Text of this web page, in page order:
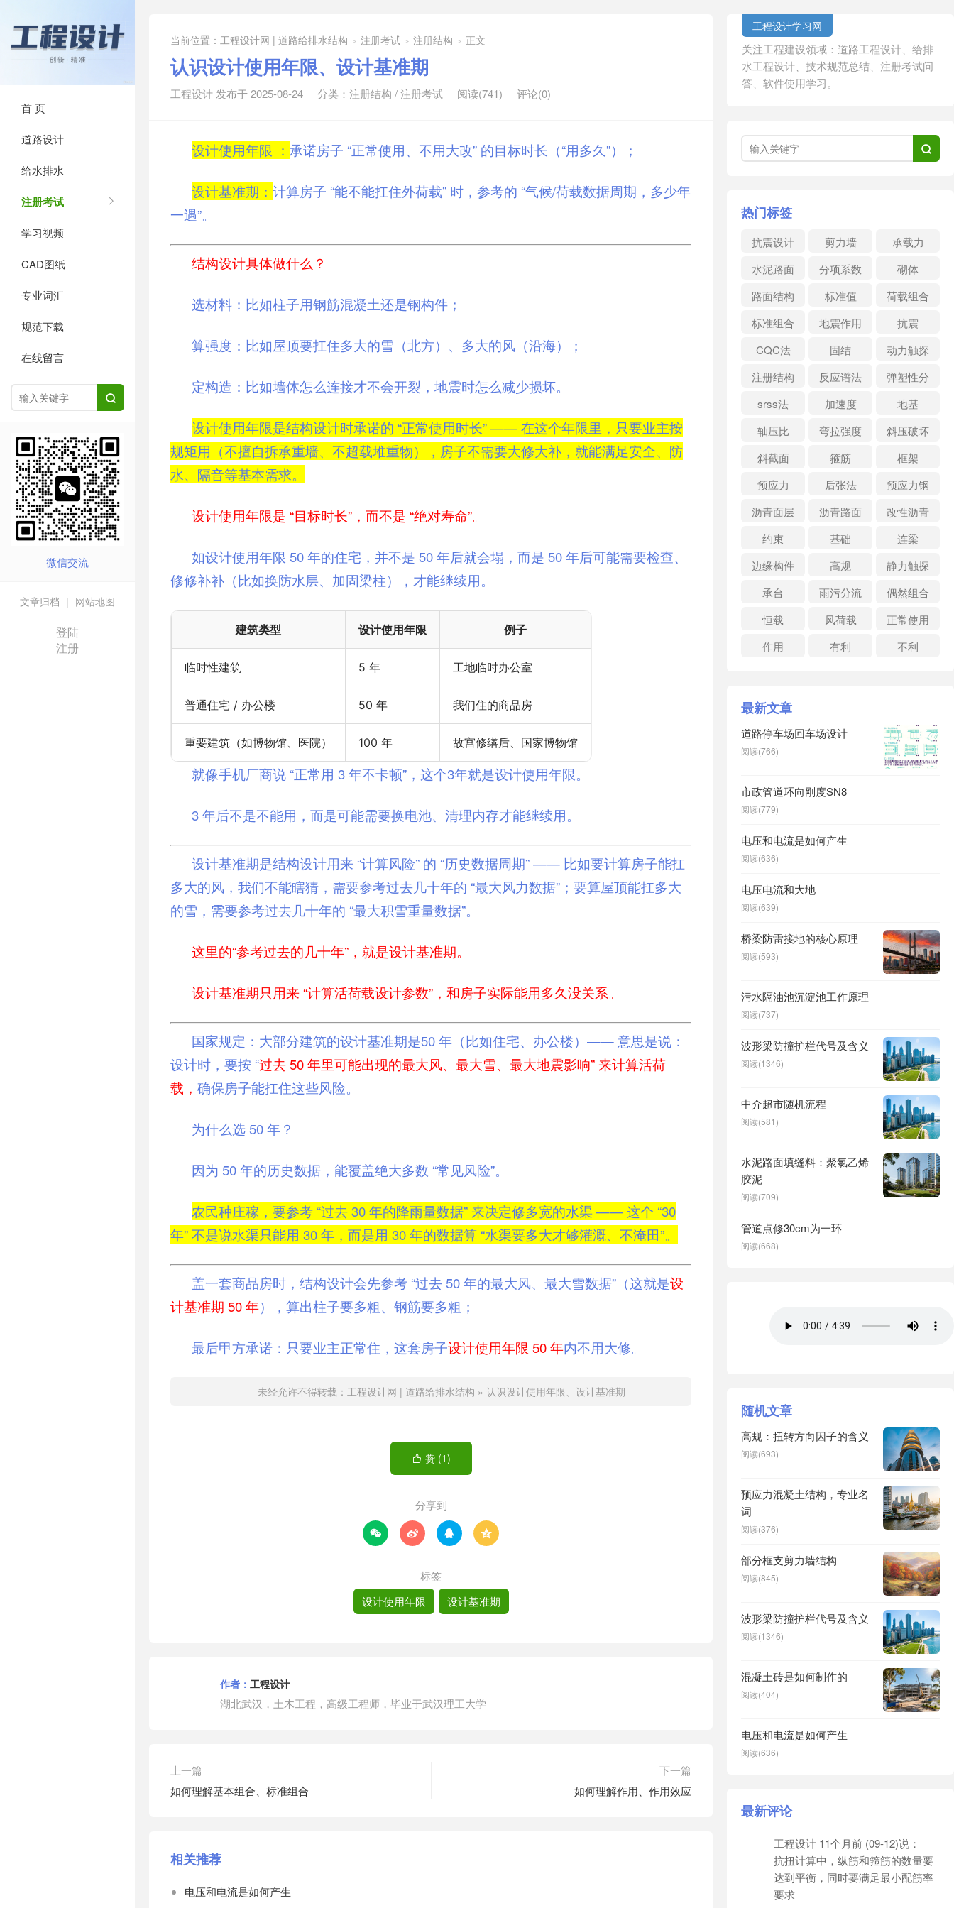
首 页
道路设计
给水排水
注册考试
学习视频
CAD图纸
专业词汇
规范下载
在线留言

微信交流
文章归档 | 网站地图
登陆
注册
当前位置： 工程设计网 | 道路给排水结构 > 注册考试 > 注册结构 > 正文
认识设计使用年限、设计基准期
工程设计 发布于 2025-08-24 分类： 注册结构 /注册考试 阅读(741) 评论(0)
设计使用年限 ： 承诺房子 “正常使用、不用大改” 的目标时长（“用多久”）；
设计基准期： 计算房子 “能不能扛住外荷载” 时，参考的 “气候/荷载数据周期，多少年
一遇”。
结构设计具体做什么？
选材料：比如柱子用钢筋混凝土还是钢构件；
算强度：比如屋顶要扛住多大的雪（北方）、多大的风（沿海）；
定构造：比如墙体怎么连接才不会开裂，地震时怎么减少损坏。
设计使用年限是结构设计时承诺的 “正常使用时长” —— 在这个年限里，只要业主按
规矩用（不擅自拆承重墙、不超载堆重物），房子不需要大修大补，就能满足安全、防
水、隔音等基本需求。
设计使用年限是 “目标时长”，而不是 “绝对寿命”。
如设计使用年限 50 年的住宅，并不是 50 年后就会塌，而是 50 年后可能需要检查、
修修补补（比如换防水层、加固梁柱），才能继续用。
建筑类型 设计使用年限 例子
临时性建筑 5 年 工地临时办公室
普通住宅 / 办公楼 50 年 我们住的商品房
重要建筑（如博物馆、医院） 100 年 故宫修缮后、国家博物馆
就像手机厂商说 “正常用 3 年不卡顿”，这个3年就是设计使用年限。
3 年后不是不能用，而是可能需要换电池、清理内存才能继续用。
设计基准期是结构设计用来 “计算风险” 的 “历史数据周期” —— 比如要计算房子能扛
多大的风，我们不能瞎猜，需要参考过去几十年的 “最大风力数据”；要算屋顶能扛多大
的雪，需要参考过去几十年的 “最大积雪重量数据”。
这里的“参考过去的几十年”，就是设计基准期。
设计基准期只用来 “计算活荷载设计参数”，和房子实际能用多久没关系。
国家规定：大部分建筑的设计基准期是50 年（比如住宅、办公楼）—— 意思是说：
设计时，要按 “过去 50 年里可能出现的最大风、最大雪、最大地震影响” 来计算活荷
载， 确保房子能扛住这些风险。
为什么选 50 年？
因为 50 年的历史数据，能覆盖绝大多数 “常见风险”。
农民种庄稼，要参考 “过去 30 年的降雨量数据” 来决定修多宽的水渠 —— 这个 “30
年” 不是说水渠只能用 30 年，而是用 30 年的数据算 “水渠要多大才够灌溉、不淹田”。
盖一套商品房时，结构设计会先参考 “过去 50 年的最大风、最大雪数据”（这就是设
计基准期 50 年），算出柱子要多粗、钢筋要多粗；
最后甲方承诺：只要业主正常住，这套房子设计使用年限 50 年内不用大修。
未经允许不得转载： 工程设计网 | 道路给排水结构 » 认识设计使用年限、设计基准期
 赞 (1)
分享到
   
标签
设计使用年限
设计基准期
作者： 工程设计
湖北武汉，土木工程，高级工程师，毕业于武汉理工大学
上一篇
如何理解基本组合、标准组合
下一篇
如何理解作用、作用效应
相关推荐
电压和电流是如何产生
工程设计学习网
关注工程建设领域：道路工程设计、给排
水工程设计、技术规范总结、注册考试问
答、软件使用学习。

热门标签
抗震设计 剪力墙
承载力
水泥路面
分项系数
砌体
路面结构
标准值
荷载组合
标准组合
地震作用
抗震
CQC法
固结
动力触探
注册结构
反应谱法
弹塑性分
srss法 加速度
地基
轴压比
弯拉强度
斜压破坏
斜截面
箍筋
框架
预应力
后张法
预应力钢
沥青面层 沥青路面
改性沥青
约束
基础
连梁
边缘构件
高规
静力触探
承台
雨污分流
偶然组合
恒载
风荷载
正常使用
作用 有利 不利
最新文章
道路停车场回车场设计
阅读(766)
市政管道环向刚度SN8
阅读(779)
电压和电流是如何产生
阅读(636)
电压电流和大地
阅读(639)
桥梁防雷接地的核心原理
阅读(593)
污水隔油池沉淀池工作原理
阅读(737)
波形梁防撞护栏代号及含义
阅读(1346)
中介超市随机流程
阅读(581)
水泥路面填缝料：聚氯乙烯
胶泥
阅读(709)
管道点修30cm为一环
阅读(668)
随机文章
高规：扭转方向因子的含义
阅读(693)
预应力混凝土结构，专业名
词
阅读(376)
部分框支剪力墙结构
阅读(845)
波形梁防撞护栏代号及含义
阅读(1346)
混凝土砖是如何制作的
阅读(404)
电压和电流是如何产生
阅读(636)
最新评论
工程设计 11个月前 (09-12)说：
抗扭计算中，纵筋和箍筋的数量要
达到平衡，同时要满足最小配筋率
要求